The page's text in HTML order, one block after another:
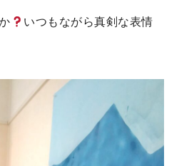
いつもながら真剣な表情